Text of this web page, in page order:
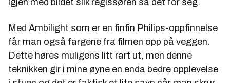
igjen med bildet slik regissøren så det for seg.
Med Ambilight som er en finfin Philips-oppfinnelse
får man også fargene fra filmen opp på veggen.
Dette høres muligens litt rart ut, men denne
teknikken gir i mine øyne en enda bedre opplevelse